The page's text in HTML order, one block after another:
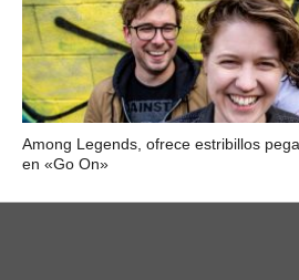
Among Legends, ofrece estribillos
en «Go On»